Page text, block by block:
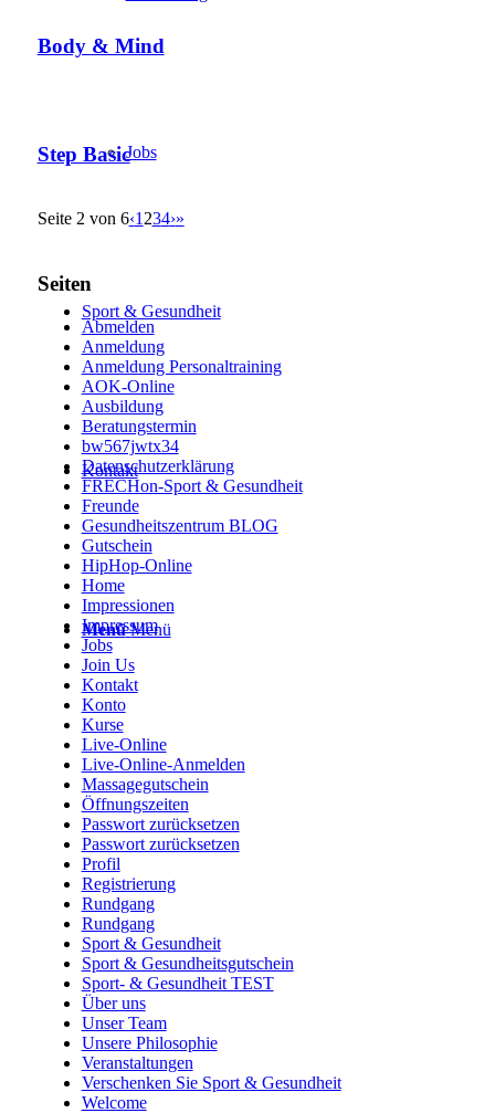
Jobs
Sport & Gesundheit
Kontakt
Menü Menü
Body & Mind
Step Basic
Seite 2 von 6‹1 234›»
Seiten
Abmelden
Anmeldung
Anmeldung Personaltraining
AOK-Online
Ausbildung
Beratungstermin
bw567jwtx34
Datenschutzerklärung
FRECHon-Sport & Gesundheit
Freunde
Gesundheitszentrum BLOG
Gutschein
HipHop-Online
Home
Impressionen
Impressum
Jobs
Join Us
Kontakt
Konto
Kurse
Live-Online
Live-Online-Anmelden
Massagegutschein
Öffnungszeiten
Passwort zurücksetzen
Passwort zurücksetzen
Profil
Registrierung
Rundgang
Rundgang
Sport & Gesundheit
Sport & Gesundheitsgutschein
Sport- & Gesundheit TEST
Über uns
Unser Team
Unsere Philosophie
Veranstaltungen
Verschenken Sie Sport & Gesundheit
Welcome